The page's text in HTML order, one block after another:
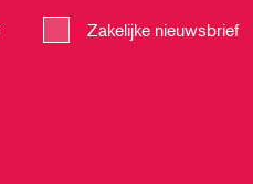
Zakelijke nieuwsbrief